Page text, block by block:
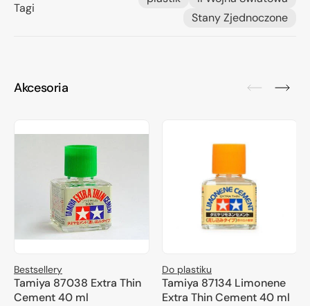
Tagi
Stany Zjednoczone
Akcesoria
Bestsellery
Tamiya 87038 Extra Thin
Cement 40 ml
Do plastiku
Tamiya 87134 Limonene
Extra Thin Cement 40 ml